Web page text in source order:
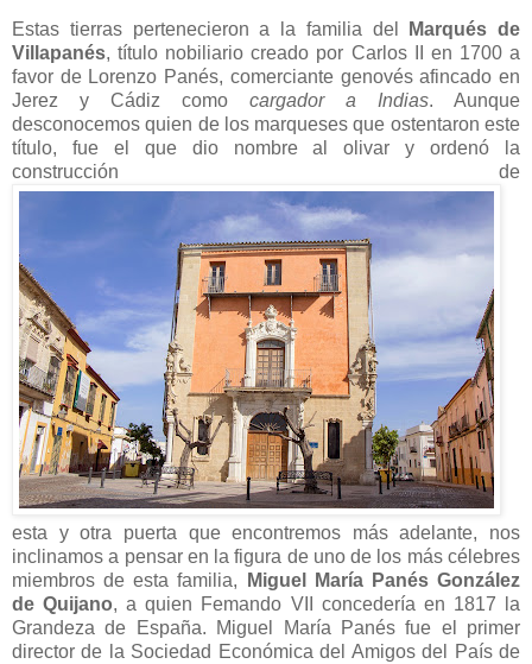
Estas tierras pertenecieron a la familia del
Marqués de
Villapanés, título nobiliario creado por Carlos II en 1700 a
favor de Lorenzo Panés, comerciante genovés afincado en
Jerez y Cádiz como cargador a Indias. Aunque
desconocemos quien de los marqueses que ostentaron este
título, fue el que dio nombre al olivar y ordenó la
construcción de
esta y otra puerta que encontremos más adelante, nos
inclinamos a pensar en la figura de uno de los más célebres
miembros de esta familia,
Miguel María Panés González
de Quijano, a quien Femando VII concedería en 1817 la
Grandeza de España. Miguel María Panés fue el primer
director de la Sociedad Económica del Amigos del País de